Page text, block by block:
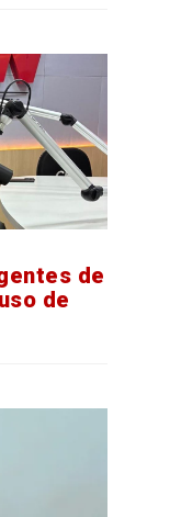
de
de